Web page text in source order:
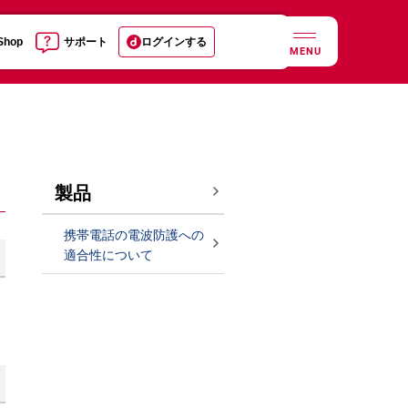
サポート ログインする
MENU
製品
携帯電話の電波防護への
適合性について